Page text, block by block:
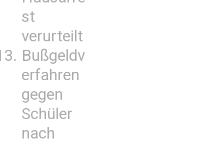
st
verurteilt
Bußgeldv
erfahren
gegen
Schüler
nach